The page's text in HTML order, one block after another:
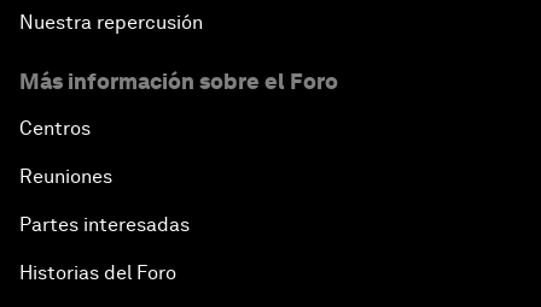
Nuestra repercusión
Más información sobre el Foro
Centros
Reuniones
Partes interesadas
Historias del Foro